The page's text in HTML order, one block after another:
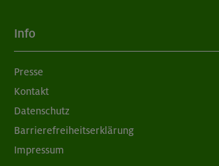
Info
Presse
Kontakt
Datenschutz
Barrierefreiheitserklärung
Impressum